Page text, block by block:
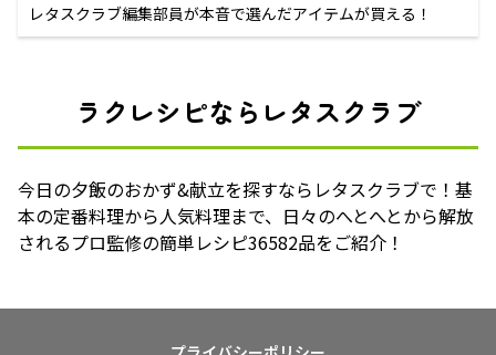
レタスクラブ編集部員が本音で選んだアイテムが買える！
ラクレシピならレタスクラブ
今日の夕飯のおかず&献立を探すならレタスクラブで！基
本の定番料理から人気料理まで、日々のへとへとから解放
されるプロ監修の簡単レシピ36582品をご紹介！